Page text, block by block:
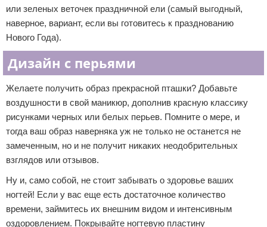
или зеленых веточек праздничной ели (самый выгодный,
наверное, вариант, если вы готовитесь к празднованию
Нового Года).
Дизайн с перьями
Желаете получить образ прекрасной пташки? Добавьте
воздушности в свой маникюр, дополнив красную классику
рисунками черных или белых перьев. Помните о мере, и
тогда ваш образ наверняка уж не только не останется не
замеченным, но и не получит никаких неодобрительных
взглядов или отзывов.
Ну и, само собой, не стоит забывать о здоровье ваших
ногтей! Если у вас еще есть достаточное количество
времени, займитесь их внешним видом и интенсивным
оздоровлением. Покрывайте ногтевую пластину